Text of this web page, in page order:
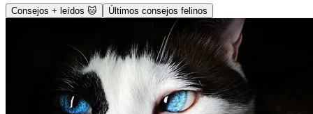
Consejos + leídos 🐱 Últimos consejos felinos